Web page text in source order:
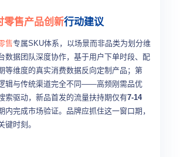
零售产品创新行动建议
售专属SKU体系，以场景而非品类为划分维
数据团队深度协作，基于用户下单时段、配
等维度的真实消费数据反向定制产品；第
辑与传统渠道完全不同——高频刚需品优
索驱动，新品首发的流量扶持期仅有7-14
内完成市场验证。品牌应抓住这一窗口期，
键时刻。